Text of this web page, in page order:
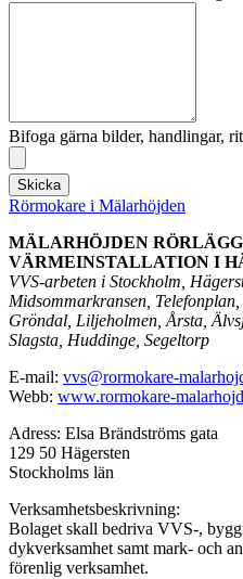
Bifoga gärna bilder, handlingar,
Skicka
Rörmokare i Mälarhöjden
MÄLARHÖJDEN
VÄRMEINSTALLATION I
VVS-arbeten i Stockholm,
Midsommarkransen,
Gröndal, Liljeholmen, Årsta,
Slagsta, Huddinge, Segeltorp
E-mail: vvs@rormokare-
Webb: www.rormokare-
Adress: Elsa Brändströms gata
129 50 Hägersten
Stockholms län
Verksamhetsbeskrivning:
Bolaget skall bedriva VVS-,
dykverksamhet samt mark- och
förenlig verksamhet.